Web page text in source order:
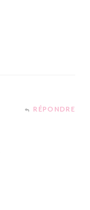
RÉPONDRE